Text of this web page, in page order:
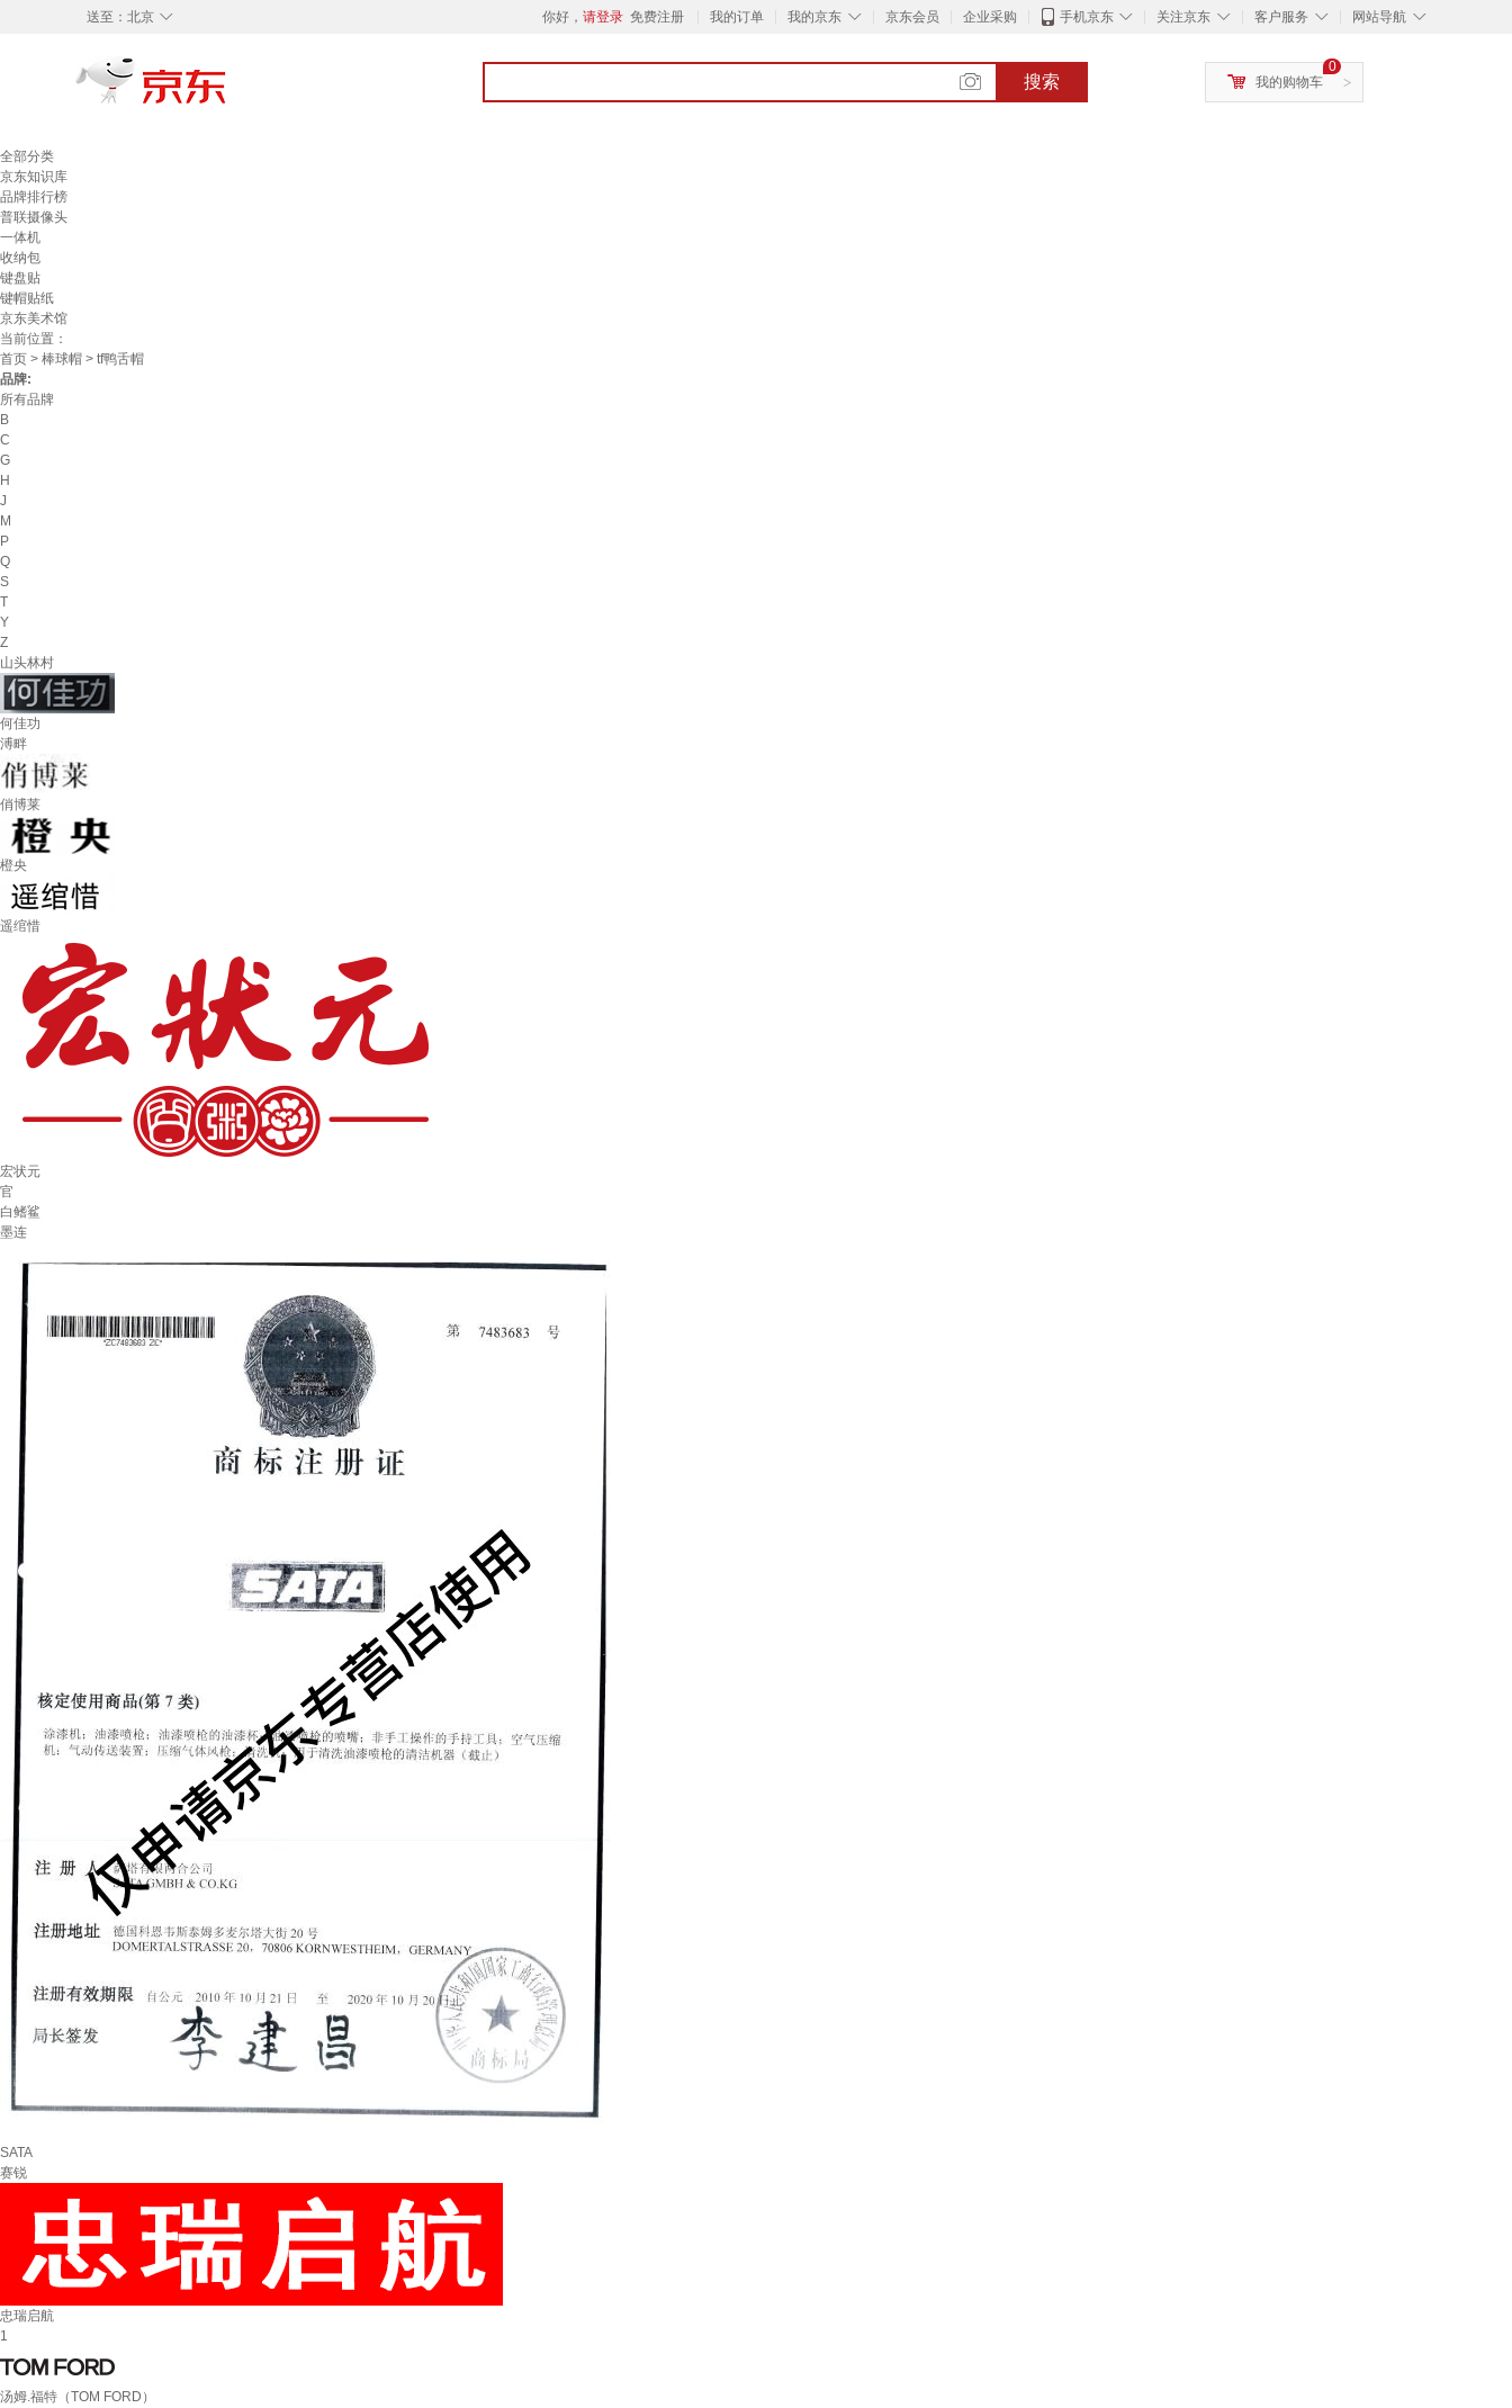
◇
送至： 北京 你好， 请登录 免费注册 我的订单 ◇
我的京东 京东会员 企业采购 ◇
手机京东 ◇
关注京东 ◇
客户服务 ◇
网站导航
搜索 >
0
我的购物车
全部分类
京东知识库
品牌排行榜
普联摄像头
一体机
收纳包
键盘贴
键帽贴纸
京东美术馆
当前位置：
首页 > 棒球帽 > tf鸭舌帽
品牌:
所有品牌
B
C
G
H
J
M
P
Q
S
T
Y
Z
山头林村
何佳功
溥畔
俏博莱
橙央
遥绾惜
宏状元
官
白鳍鲨
墨连
SATA
赛锐
忠瑞启航
1
汤姆.福特（TOM FORD）